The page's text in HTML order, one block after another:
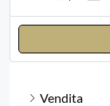
Vendita